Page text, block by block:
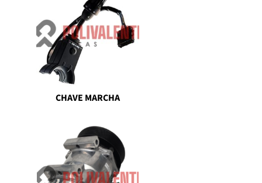
CHAVE MARCHA